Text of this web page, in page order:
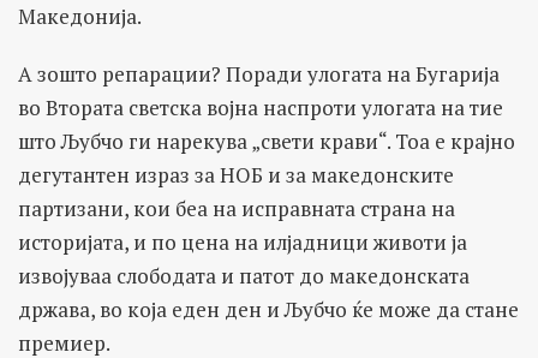
Македонија.
А зошто репарации? Поради улогата на Бугарија
во Втората светска војна наспроти улогата на тие
што Љубчо ги нарекува „свети крави“. Тоа е крајно
дегутантен израз за НОБ и за македонските
партизани, кои беа на исправната страна на
историјата, и по цена на илјадници животи ја
извојуваа слободата и патот до македонската
држава, во која еден ден и Љубчо ќе може да стане
премиер.